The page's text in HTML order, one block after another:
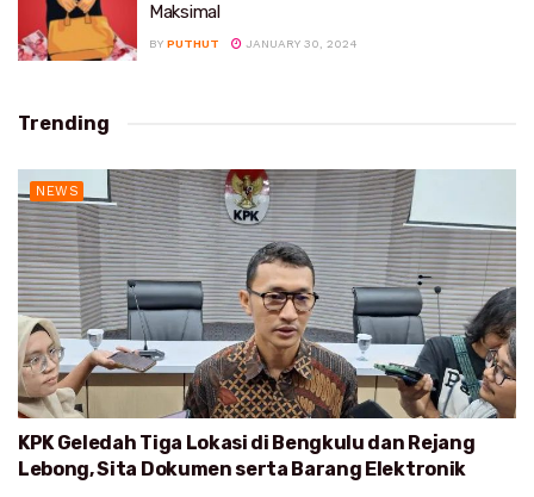
Maksimal
BY PUTHUT JANUARY 30, 2024
Trending
NEWS
KPK Geledah Tiga Lokasi di Bengkulu dan Rejang
Lebong, Sita Dokumen serta Barang Elektronik